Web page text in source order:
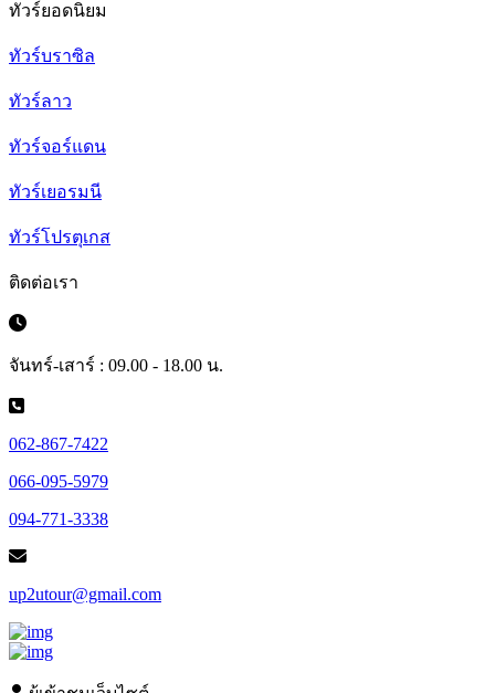
ทัวร์ยอดนิยม
ทัวร์บราซิล
ทัวร์ลาว
ทัวร์จอร์แดน
ทัวร์เยอรมนี
ทัวร์โปรตุเกส
ติดต่อเรา
จันทร์-เสาร์ : 09.00 - 18.00 น.
062-867-7422
066-095-5979
094-771-3338
up2utour@gmail.com